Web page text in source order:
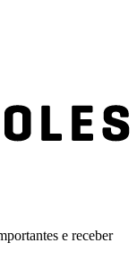
e receber